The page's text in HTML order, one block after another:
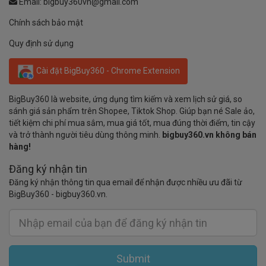
Email: bigbuy360vn@gmail.com
Chính sách bảo mật
Quy định sử dụng
Cài đặt BigBuy360 - Chrome Extension
BigBuy360 là website, ứng dụng tìm kiếm và xem lịch sử giá, so
sánh giá sản phẩm trên Shopee, Tiktok Shop. Giúp bạn né Sale ảo,
tiết kiệm chi phí mua sắm, mua giá tốt, mua đúng thời điểm, tin cậy
và trở thành người tiêu dùng thông minh. bigbuy360.vn không bán
hàng!
Đăng ký nhận tin
Đăng ký nhận thông tin qua email để nhận được nhiều ưu đãi từ
BigBuy360 - bigbuy360.vn.
Submit